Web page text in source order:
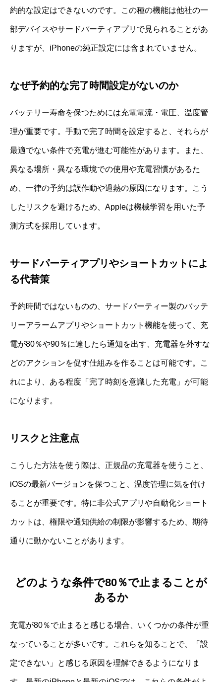
約的な設定はできないのです。この種の機能は他社の一
部デバイスやサードパーティアプリで見られることがあ
りますが、iPhoneの純正設定には含まれていません。
なぜ予約的な完了時間設定がないのか
バッテリー寿命を保つためには充電電流・電圧、温度管
理が重要です。手動で完了時間を設定すると、それらが
最適でない条件で充電が進む可能性があります。また、
異なる場所・異なる環境での使用や充電習慣があるた
め、一律の予約は誤作動や過熱の原因になります。こう
したリスクを避けるため、Appleは機械学習を用いた予
測方式を採用しています。
サードパーティアプリやショートカットによ
る代替策
予約時間ではないものの、サードパーティー製のバッテ
リーアラームアプリやショートカット機能を使って、充
電が80％や90％に達したら通知を出す、充電器を外すな
どのアクションを促す仕組みを作ることは可能です。こ
れにより、ある程度「完了時刻を意識した充電」が可能
になります。
リスクと注意点
こうした方法を使う際は、正規品の充電器を使うこと、
iOSの最新バージョンを保つこと、温度管理に気を付け
ることが重要です。特に非公式アプリや自動化ショート
カットは、権限や通知供給の制限が影響するため、期待
通りに動かないことがあります。
どのような条件で80％で止まることが
あるか
充電が80％で止まると感じる場合、いくつかの条件が重
なっていることが多いです。これらを知ることで、「設
定できない」と感じる原因を理解できるようになりま